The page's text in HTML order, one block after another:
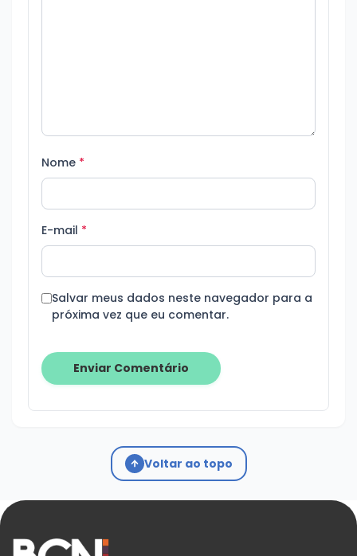
Nome *
E-mail *
Salvar meus dados neste navegador para a
próxima vez que eu comentar.
Voltar ao topo